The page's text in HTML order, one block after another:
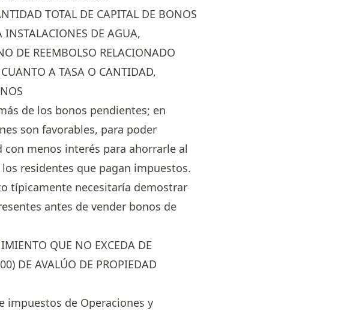
TOTAL DE CAPITAL DE BONOS
INSTALACIONES DE AGUA,
DE REEMBOLSO RELACIONADO
A TASA O CANTIDAD,
de los bonos pendientes; en
son favorables, para poder
menos interés para ahorrarle al
residentes que pagan impuestos.
típicamente necesitaría demostrar
antes de vender bonos de
QUE NO EXCEDA DE
DE AVALÚO DE PROPIEDAD
impuestos de Operaciones y